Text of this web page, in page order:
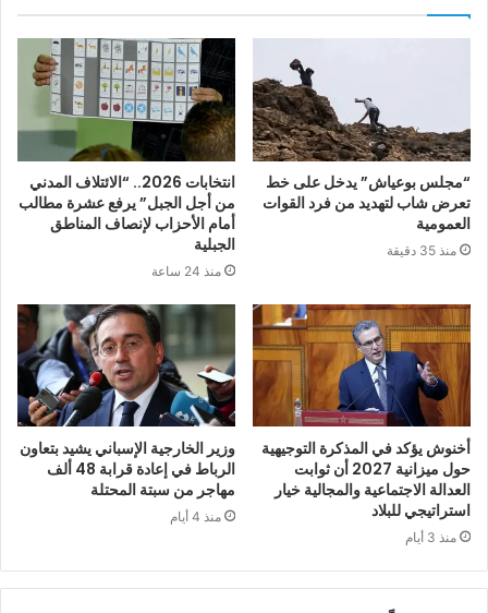
“مجلس بوعياش” يدخل على خط
تعرض شاب لتهديد من فرد القوات
العمومية
منذ 35 دقيقة
انتخابات 2026.. “الائتلاف المدني
من أجل الجبل” يرفع عشرة مطالب
أمام الأحزاب لإنصاف المناطق
الجبلية
منذ 24 ساعة
أخنوش يؤكد في المذكرة التوجيهية
حول ميزانية 2027 أن ثوابت
العدالة الاجتماعية والمجالية خيار
استراتيجي للبلاد
منذ 3 أيام
وزير الخارجية الإسباني يشيد بتعاون
الرباط في إعادة قرابة 48 ألف
مهاجر من سبتة المحتلة
منذ 4 أيام